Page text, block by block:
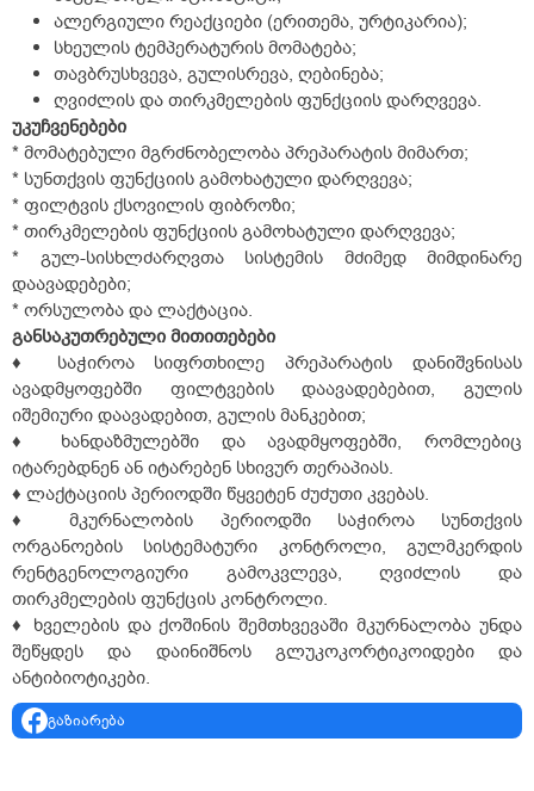
ალერგიული რეაქციები (ერითემა, ურტიკარია);
სხეულის ტემპერატურის მომატება;
თავბრუსხვევა, გულისრევა, ღებინება;
ღვიძლის და თირკმელების ფუნქციის დარღვევა.
უკუჩვენებები
* მომატებული მგრძნობელობა პრეპარატის მიმართ;
* სუნთქვის ფუნქციის გამოხატული დარღვევა;
* ფილტვის ქსოვილის ფიბროზი;
* თირკმელების ფუნქციის გამოხატული დარღვევა;
* გულ-სისხლძარღვთა სისტემის მძიმედ მიმდინარე
დაავადებები;
* ორსულობა და ლაქტაცია.
განსაკუთრებული მითითებები
♦ საჭიროა სიფრთხილე პრეპარატის დანიშვნისას
ავადმყოფებში ფილტვების დაავადებებით, გულის
იშემიური დაავადებით, გულის მანკებით;
♦ ხანდაზმულებში და ავადმყოფებში, რომლებიც
იტარებდნენ ან იტარებენ სხივურ თერაპიას.
♦ ლაქტაციის პერიოდში წყვეტენ ძუძუთი კვებას.
♦ მკურნალობის პერიოდში საჭიროა სუნთქვის
ორგანოების სისტემატური კონტროლი, გულმკერდის
რენტგენოლოგიური გამოკვლევა, ღვიძლის და
თირკმელების ფუნქცის კონტროლი.
♦ ხველების და ქოშინის შემთხვევაში მკურნალობა უნდა
შეწყდეს და დაინიშნოს გლუკოკორტიკოიდები და
ანტიბიოტიკები.
გაზიარება